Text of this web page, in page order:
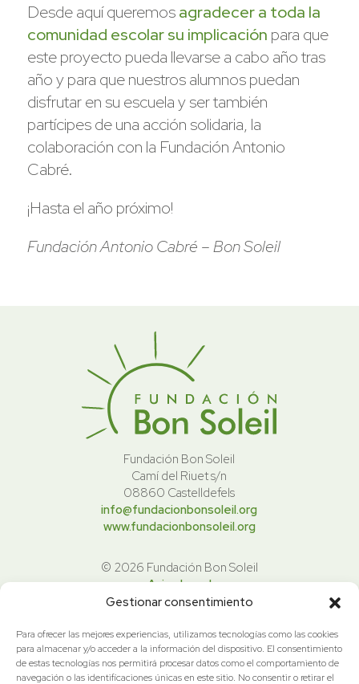
Gestionar consentimiento
Para ofrecer las mejores experiencias, utilizamos tecnologías como las cookies
para almacenar y/o acceder a la información del dispositivo. El consentimiento
de estas tecnologías nos permitirá procesar datos como el comportamiento de
navegación o las identificaciones únicas en este sitio. No consentir o retirar el
Desde aquí queremosagradecer a toda la
comunidad escolar su implicación para que
este proyecto pueda llevarse a cabo año tras
año y para que nuestros alumnos puedan
disfrutar en su escuela y ser también
partícipes de una acción solidaria, la
colaboración con la Fundación Antonio
Cabré.
¡Hasta el año próximo!
Fundación Antonio Cabré – Bon Soleil
Fundación Bon Soleil
Camí del Riuet s/n
08860 Castelldefels
info@fundacionbonsoleil.org
www.fundacionbonsoleil.org
© 2026 Fundación Bon Soleil
Aviso Legal
Politica de Privacidad
La Fundación forma parte del colegio